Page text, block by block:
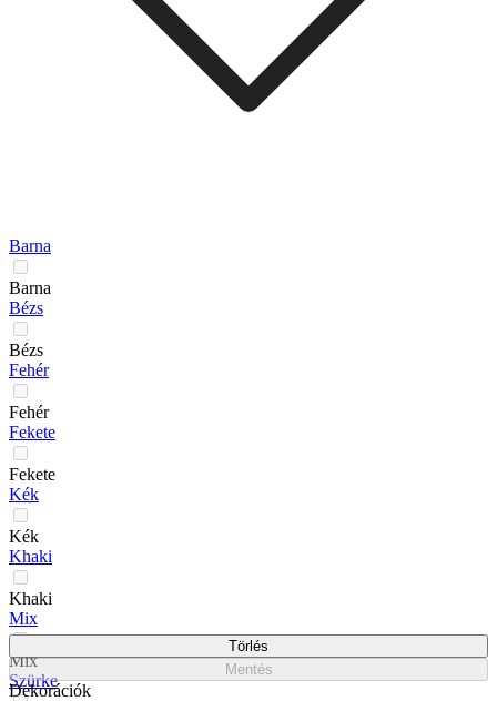
Barna
Barna
Bézs
Bézs
Fehér
Fehér
Fekete
Fekete
Kék
Kék
Khaki
Khaki
Mix
Mix
Szürke
Törlés
Mentés
Dekorációk